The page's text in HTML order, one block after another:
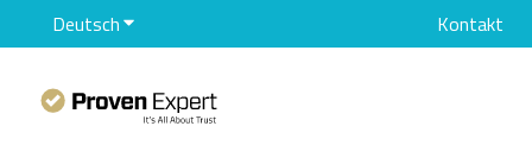
DeutschUntermenü für Übersetzungen anzeigenKontakt